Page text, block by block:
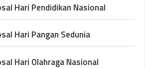
Hari Pendidikan Nasional
Hari Pangan Sedunia
Hari Olahraga Nasional